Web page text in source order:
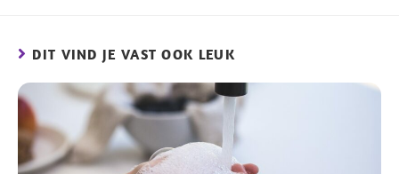
DIT VIND JE VAST OOK LEUK